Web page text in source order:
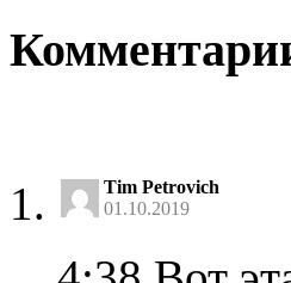
Tim Petrovich
01.10.2019